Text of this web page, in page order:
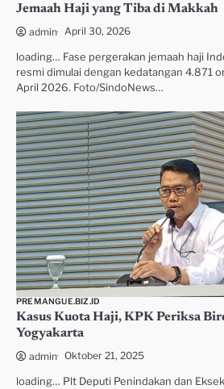
Jemaah Haji yang Tiba di Makkah
admin April 30, 2026
loading… Fase pergerakan jemaah haji
resmi dimulai dengan kedatangan 4.871
April 2026. Foto/SindoNews…
PREMANGUE.BIZ.ID
Kasus Kuota Haji, KPK Periksa
Yogyakarta
admin Oktober 21, 2025
loading… Plt Deputi Penindakan dan